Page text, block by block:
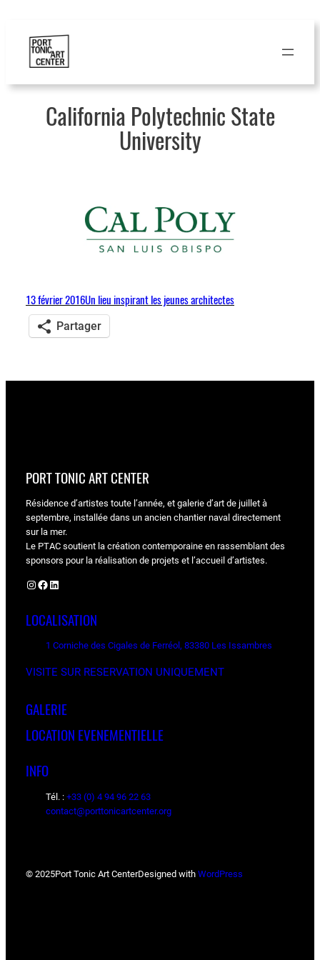
contenu
California Polytechnic State
University
13 février 2016Un lieu inspirant les jeunes architectes
Partager
PORT TONIC ART CENTER
Résidence d’artistes toute l’année, et galerie d’art de juillet à
septembre, installée dans un ancien chantier naval directement
sur la mer.
Le PTAC soutient la création contemporaine en rassemblant des
sponsors pour la réalisation de projets et l’accueil d’artistes.
Instagram Facebook LinkedIn
LOCALISATION
1 Corniche des Cigales de Ferréol, 83380 Les Issambres
VISITE SUR RESERVATION UNIQUEMENT
GALERIE
LOCATION EVENEMENTIELLE
INFO
Tél. : +33 (0) 4 94 96 22 63
contact@porttonicartcenter.org
© 2025Port Tonic Art CenterDesigned with WordPress